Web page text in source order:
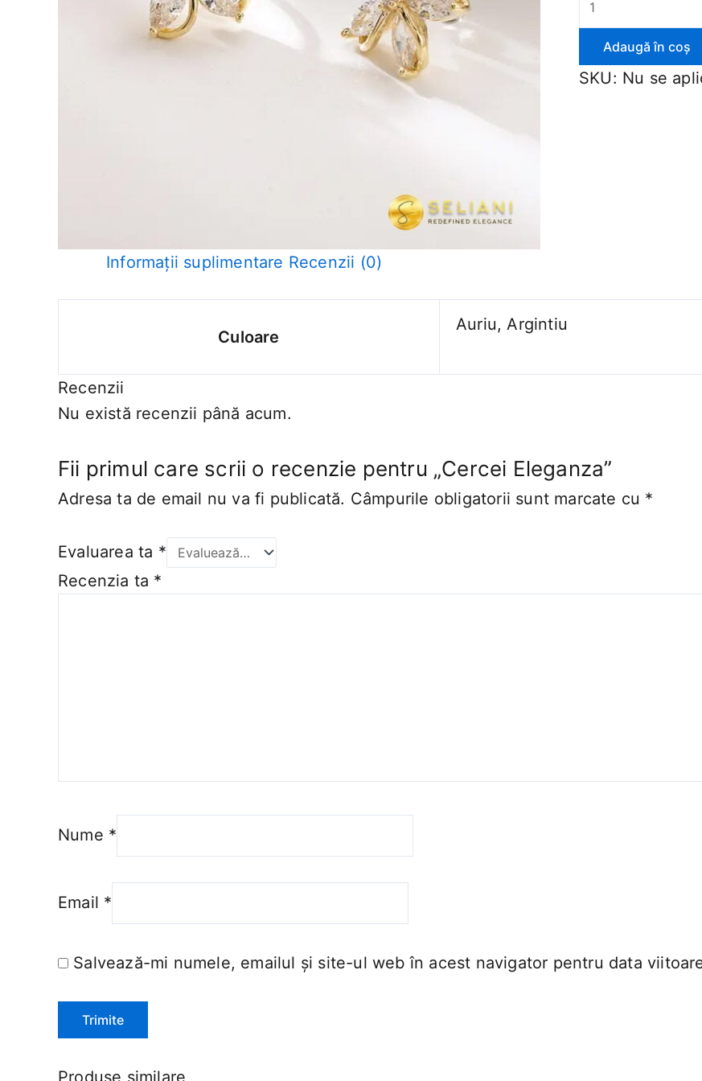
Adaugă în coș
SKU: Nu se
Informații suplimentare Recenzii (0)
Culoare
Auriu, Argintiu
Recenzii
Nu există recenzii până acum.
Fii primul care scrii o recenzie pentru „Cercei Eleganza”
Adresa ta de email nu va fi publicată. Câmpurile obligatorii sunt marcate cu *
Evaluarea ta *
Recenzia ta *
Nume *
Email *
Salvează-mi numele, emailul și site-ul web în acest navigator pentru data
Produse similare